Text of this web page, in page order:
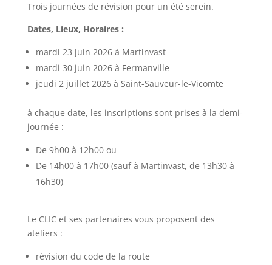
Trois journées de révision pour un été serein.
Dates, Lieux, Horaires :
mardi 23 juin 2026 à Martinvast
mardi 30 juin 2026 à Fermanville
jeudi 2 juillet 2026 à Saint-Sauveur-le-Vicomte
à chaque date, les inscriptions sont prises à la demi-
journée :
De 9h00 à 12h00 ou
De 14h00 à 17h00 (sauf à Martinvast, de 13h30 à
16h30)
Le CLIC et ses partenaires vous proposent des
ateliers :
révision du code de la route